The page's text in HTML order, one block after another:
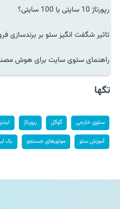
رپورتاژ 10 سایتی یا 100 سایتی؟
تاثیر شگفت انگیز سئو بر برندسازی
راهنمای سئوی سایت برای هوش
تگها
سئوی خارجی گوگل رپورتاژ
آموزش سئو موتورهای جستجو بک